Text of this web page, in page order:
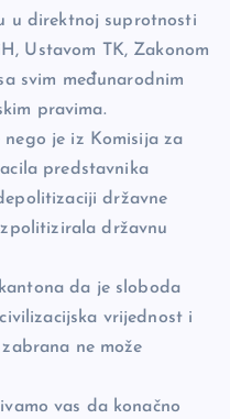
u direktnoj suprotnosti
Ustavom TK, Zakonom
svim međunarodnim
pravima.
je iz Komisija za
predstavnika
državne
državnu
da je sloboda
vrijednost i
ne može
vas da konačno